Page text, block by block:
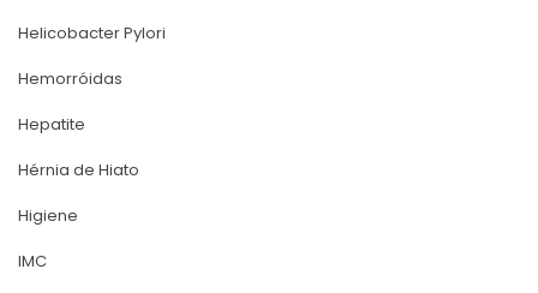
Helicobacter Pylori
Hemorróida
Hepatite
Hérnia de Hiato
Higiene
IMC